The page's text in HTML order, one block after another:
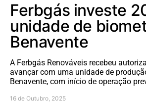
Ferbgás investe
unidade de
Benavente
A Ferbgás Renováveis recebeu
avançar com uma unidade de
Benavente, com início de operação
16 de Outubro, 2025